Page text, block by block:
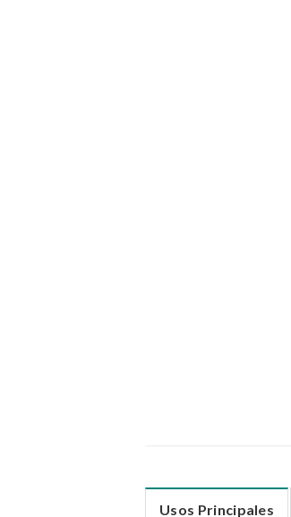
Usos Principales